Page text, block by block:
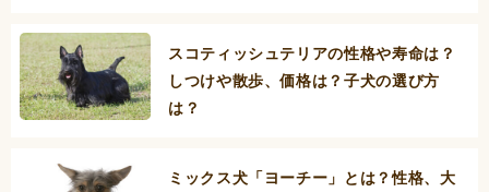
スコティッシュテリアの性格や寿命は？
しつけや散歩、価格は？子犬の選び方
は？
ミックス犬「ヨーチー」とは？性格、大